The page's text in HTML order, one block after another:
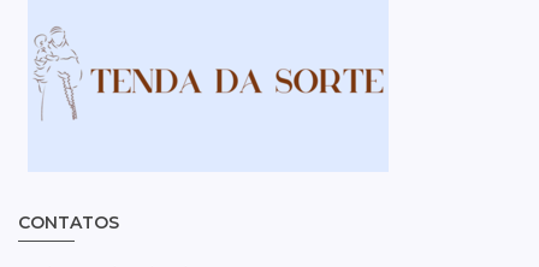
CONTATOS